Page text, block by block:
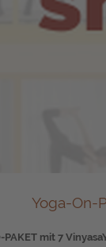
Yoga-On-
PAKET mit 7